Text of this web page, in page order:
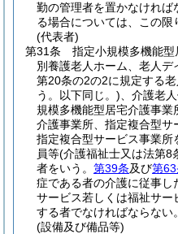
勤の管理者を置かなければ
る場合については、この限
(代表者)
第31条
指定小規模多機能
別養護老人ホーム、老人デ
第20条の2の2に規定する
う。以下同じ。) 、介護老
規模多機能型居宅介護事
介護事業所、指定複合型サ
指定複合型サービス事業所
員等(介護福祉士又は法第8
者をいう。 第39条及び第63
症である者の介護に従事し
サービス若しくは福祉サ
する者でなければならない。
(設備及び備品等)